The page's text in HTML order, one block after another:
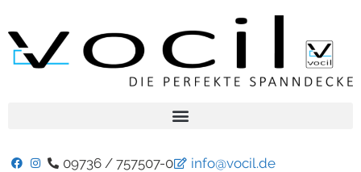
09736 / 757507-0 info@vocil.de